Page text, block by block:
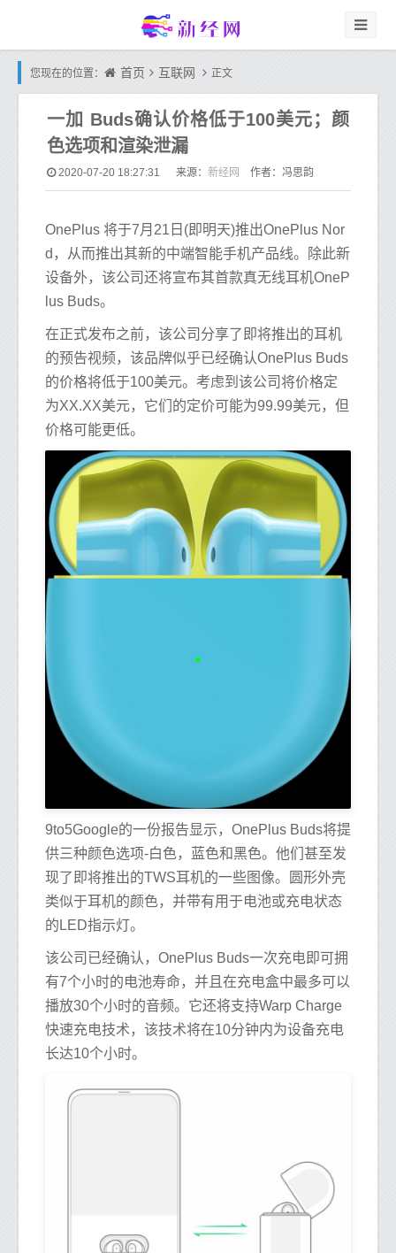
您现在的位置： 首页 互联网 正文
一加 Buds确认价格低于100美元；颜
色选项和渲染泄漏
2020-07-20 18:27:31 来源： 新经网 作者：冯思韵
OnePlus 将于7月21日(即明天)推出OnePlus Nor
d，从而推出其新的中端智能手机产品线。除此新
设备外，该公司还将宣布其首款真无线耳机OneP
lus Buds。
在正式发布之前，该公司分享了即将推出的耳机
的预告视频，该品牌似乎已经确认OnePlus Buds
的价格将低于100美元。考虑到该公司将价格定
为XX.XX美元，它们的定价可能为99.99美元，但
价格可能更低。
9to5Google的一份报告显示，OnePlus Buds将提
供三种颜色选项-白色，蓝色和黑色。他们甚至发
现了即将推出的TWS耳机的一些图像。圆形外壳
类似于耳机的颜色，并带有用于电池或充电状态
的LED指示灯。
该公司已经确认，OnePlus Buds一次充电即可拥
有7个小时的电池寿命，并且在充电盒中最多可以
播放30个小时的音频。它还将支持Warp Charge
快速充电技术，该技术将在10分钟内为设备充电
长达10个小时。